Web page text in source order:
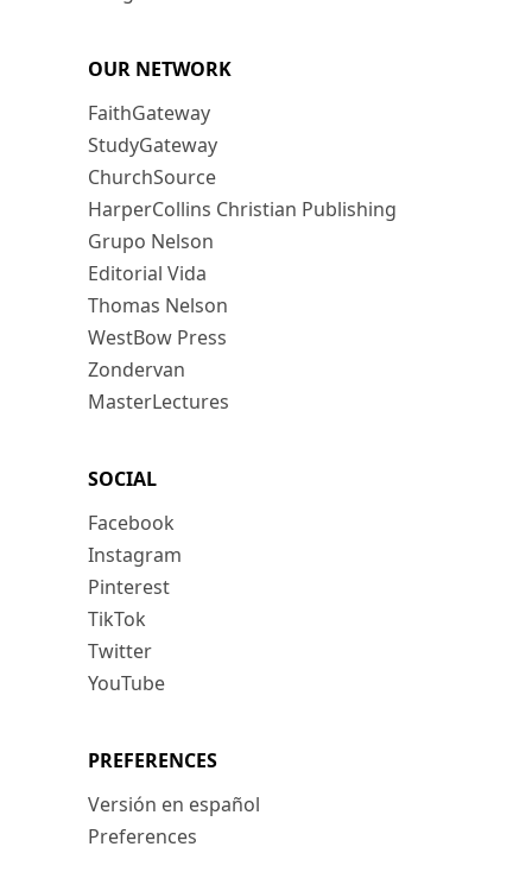
OUR NETWORK
FaithGateway
StudyGateway
ChurchSource
HarperCollins Christian Publishing
Grupo Nelson
Editorial Vida
Thomas Nelson
WestBow Press
Zondervan
MasterLectures
SOCIAL
Facebook
Instagram
Pinterest
TikTok
Twitter
YouTube
PREFERENCES
Versión en español
Preferences